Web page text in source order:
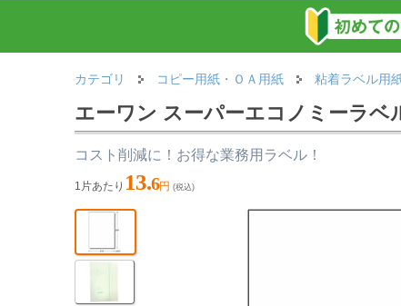
カテゴリ コピー用紙・ＯＡ用紙 粘着ラベル用
エーワン スーパーエコノミーラベ
コスト削減に！お得な業務用ラベル！
1片あたり 13.6円 (税込)